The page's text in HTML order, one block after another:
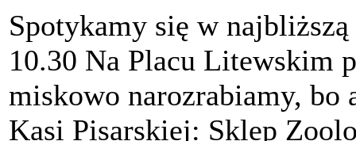
Spotykamy się w
10.30 Na Placu Litewskim
miskowo narozrabiamy, bo
Kasi Pisarskiej: Sklep